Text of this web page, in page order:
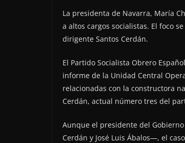
La presidenta de Navarra, María
a altos cargos socialistas. El foco
dirigente Santos Cerdán.
El Partido Socialista Obrero
informe de la Unidad Central
relacionadas con la constructora
Cerdán, actual número tres del
Aunque el presidente del
Cerdán y José Luis Ábalos—, el